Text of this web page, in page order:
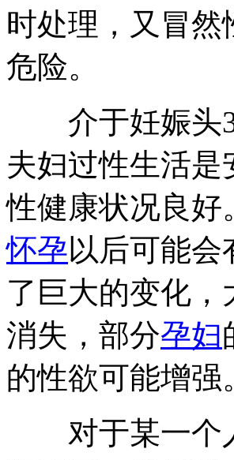
时处理，又冒
危险。
介于妊娠头3
夫妇过性生活是
性健康状况良好
怀孕以后可能会
了巨大的变化，
消失，部分孕妇
的性欲可能增强
对于某一个